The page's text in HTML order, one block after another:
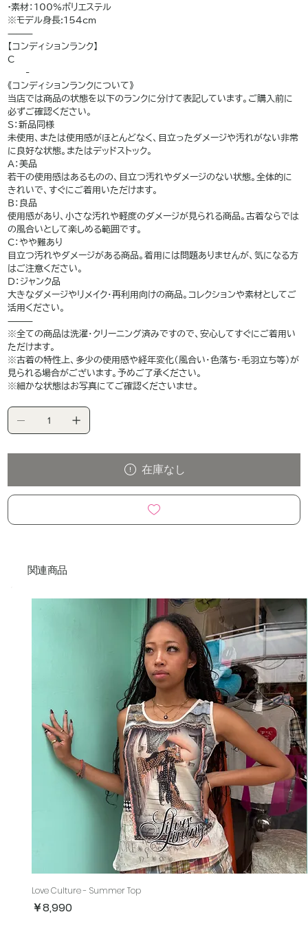
•素材：100%ポリエステル
※モデル身長:154cm
⸻
【コンディションランク】
C
——-
《コンディションランクについて》
当店では商品の状態を以下のランクに分けて表記しています。ご購入前に
必ずご確認ください。
S：新品同様
未使用、または使用感がほとんどなく、目立ったダメージや汚れがない非常
に良好な状態。またはデッドストック。
A：美品
若干の使用感はあるものの、目立つ汚れやダメージのない状態。全体的に
きれいで、すぐにご着用いただけます。
B：良品
使用感があり、小さな汚れや軽度のダメージが見られる商品。古着ならでは
の風合いとして楽しめる範囲です。
C：やや難あり
目立つ汚れやダメージがある商品。着用には問題ありませんが、気になる方
はご注意ください。
D：ジャンク品
大きなダメージやリメイク・再利用向けの商品。コレクションや素材としてご
活用ください。
⸻
※全ての商品は洗濯・クリーニング済みですので、安心してすぐにご着用い
ただけます。
※古着の特性上、多少の使用感や経年変化（風合い・色落ち・毛羽立ち等）が
見られる場合がございます。予めご了承ください。
※細かな状態はお写真にてご確認くださいませ。
在庫なし
関連商品
Love Culture - Summer Top
価格
￥8,990